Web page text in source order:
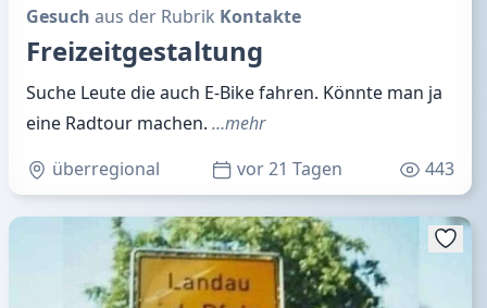
Gesuch aus der Rubrik Kontakte
Freizeitgestaltung
Suche Leute die auch E-Bike fahren. Könnte man ja
eine Radtour machen. …mehr
überregional
vor 21 Tagen 443